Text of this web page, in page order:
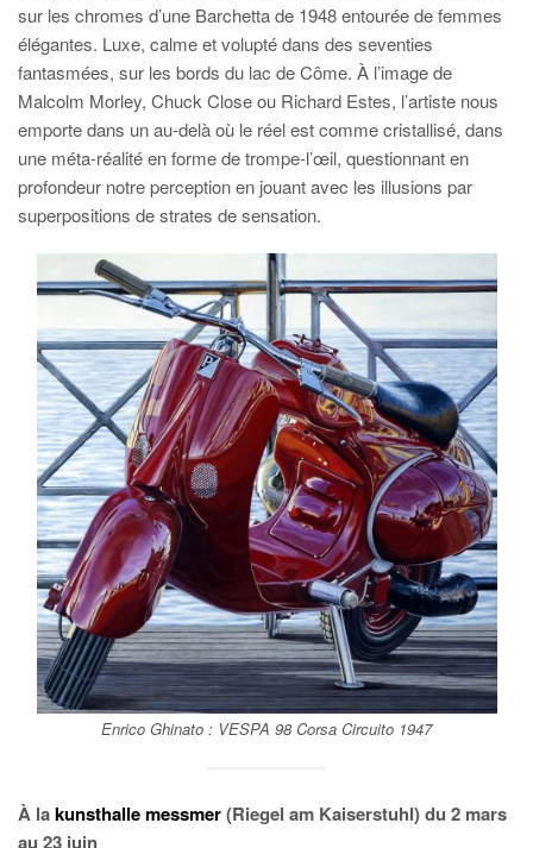
sur les chromes d’une Barchetta de 1948 entourée de femmes
élégantes. Luxe, calme et volupté dans des seventies
fantasmées, sur les bords du lac de Côme. À l’image de
Malcolm Morley, Chuck Close ou Richard Estes, l’artiste nous
emporte dans un au-delà où le réel est comme cristallisé, dans
une méta-réalité en forme de trompe-l’œil, questionnant en
profondeur notre perception en jouant avec les illusions par
superpositions de strates de sensation.
Enrico Ghinato : VESPA 98 Corsa Circuito 1947
À lakunsthalle messmer(Riegel am Kaiserstuhl) du 2 mars
au 23 juin